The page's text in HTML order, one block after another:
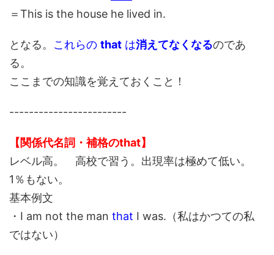
＝This is the house he lived in.
となる。 これらの that は消えてなくなるのであ
る。
ここまでの知識を覚えておくこと！
------------------------
【関係代名詞・補格のthat】
レベル高。 高校で習う。出現率は極めて低い。
1％もない。
基本例文
・I am not the man that I was.（私はかつての私
ではない）